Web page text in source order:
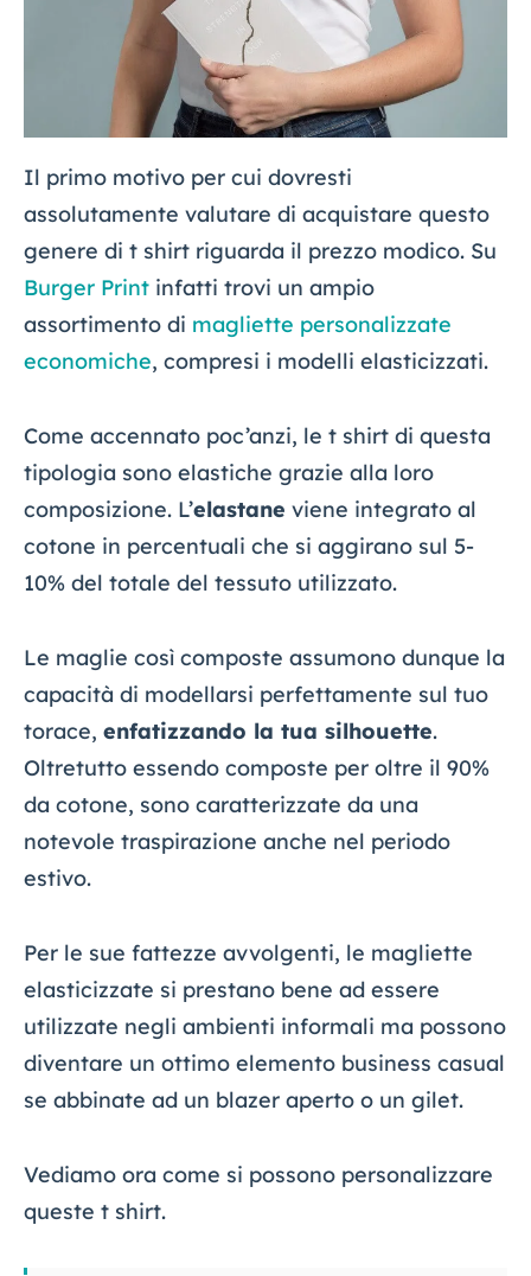
Il primo motivo per cui dovresti
assolutamente valutare di acquistare questo
genere di t shirt riguarda il prezzo modico. Su
Burger Print infatti trovi un ampio
assortimento di magliette personalizzate
economiche, compresi i modelli elasticizzati.
Come accennato poc’anzi, le t shirt di questa
tipologia sono elastiche grazie alla loro
composizione. L’elastane viene integrato al
cotone in percentuali che si aggirano sul 5-
10% del totale del tessuto utilizzato.
Le maglie così composte assumono dunque la
capacità di modellarsi perfettamente sul tuo
torace, enfatizzando la tua silhouette.
Oltretutto essendo composte per oltre il 90%
da cotone, sono caratterizzate da una
notevole traspirazione anche nel periodo
estivo.
Per le sue fattezze avvolgenti, le magliette
elasticizzate si prestano bene ad essere
utilizzate negli ambienti informali ma possono
diventare un ottimo elemento business casual
se abbinate ad un blazer aperto o un gilet.
Vediamo ora come si possono personalizzare
queste t shirt.